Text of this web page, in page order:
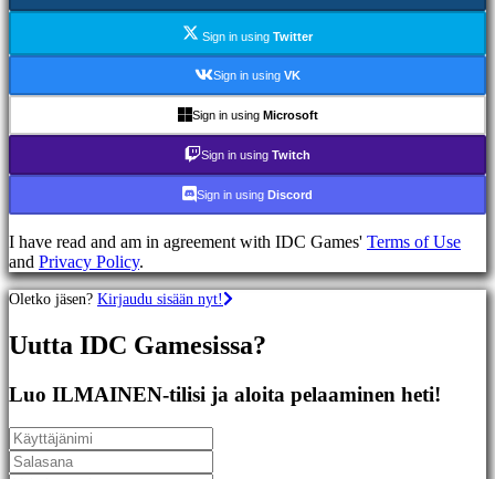
games
games
games
games
games
games
Demot
Yhteisö
Gameplay
sisäiset
Uutiset
Media
Oppaat
Sign in using Twitter
Sign in using VK
Sign in using Microsoft
Sign in using Twitch
Sign in using Discord
I have read and am in agreement with IDC Games' Terms of Use
and Privacy Policy.
Oletko jäsen? Kirjaudu sisään nyt!
Uutta IDC Gamesissa?
Luo ILMAINEN-tilisi ja aloita pelaaminen heti!